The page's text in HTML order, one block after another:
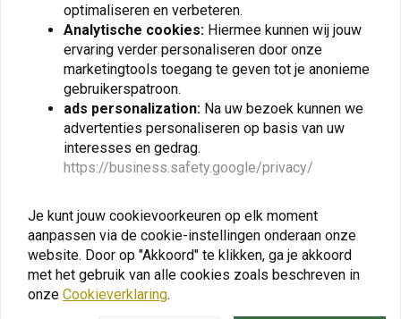
View more
optimaliseren en verbeteren.
Analytische cookies: Hiermee kunnen wij jouw
ervaring verder personaliseren door onze
marketingtools toegang te geven tot je anonieme
gebruikerspatroon.
ads personalization: Na uw bezoek kunnen we
advertenties personaliseren op basis van uw
interesses en gedrag.
https://business.safety.google/privacy/
Je kunt jouw cookievoorkeuren op elk moment
aanpassen via de cookie-instellingen onderaan onze
website. Door op "Akkoord" te klikken, ga je akkoord
met het gebruik van alle cookies zoals beschreven in
onze Cookieverklaring.